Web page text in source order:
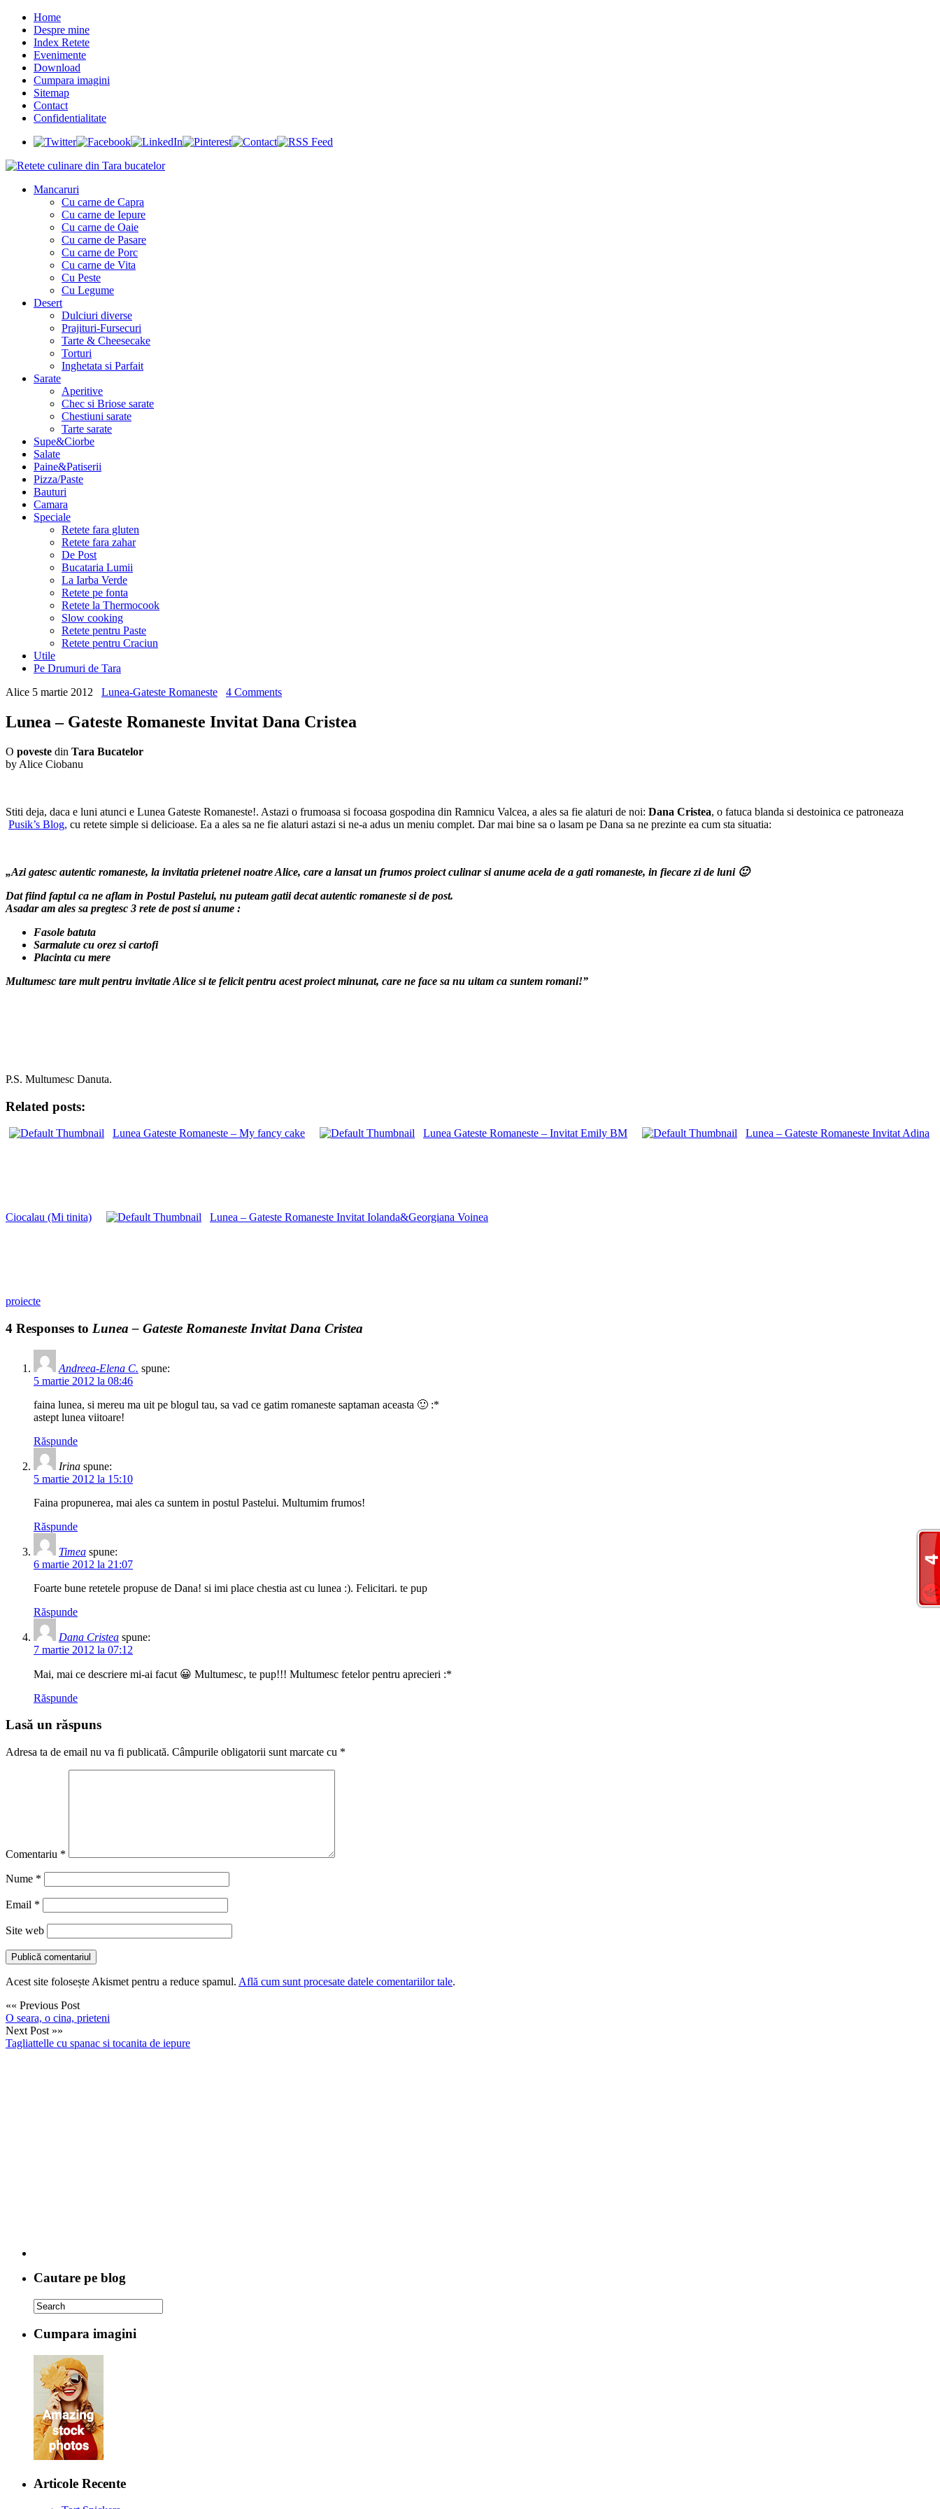
Home
Despre mine
Index Retete
Evenimente
Download
Cumpara imagini
Sitemap
Contact
Confidentialitate
Mancaruri
Cu carne de Capra
Cu carne de Iepure
Cu carne de Oaie
Cu carne de Pasare
Cu carne de Porc
Cu carne de Vita
Cu Peste
Cu Legume
Desert
Dulciuri diverse
Prajituri-Fursecuri
Tarte & Cheesecake
Torturi
Inghetata si Parfait
Sarate
Aperitive
Chec si Briose sarate
Chestiuni sarate
Tarte sarate
Supe&Ciorbe
Salate
Paine&Patiserii
Pizza/Paste
Bauturi
Camara
Speciale
Retete fara gluten
Retete fara zahar
De Post
Bucataria Lumii
La Iarba Verde
Retete pe fonta
Retete la Thermocook
Slow cooking
Retete pentru Paste
Retete pentru Craciun
Utile
Pe Drumuri de Tara
Alice 5 martie 2012 Lunea-Gateste Romaneste 4 Comments
Lunea – Gateste Romaneste Invitat Dana Cristea
O poveste din Tara Bucatelor
by Alice Ciobanu
Stiti deja, daca e luni atunci e Lunea Gateste Romaneste!. Astazi o frumoasa si focoasa gospodina din Ramnicu Valcea, a ales sa fie alaturi de noi: Dana Cristea, o fatuca blanda si destoinica ce patroneaza
Pusik’s Blog, cu retete simple si delicioase. Ea a ales sa ne fie alaturi astazi si ne-a adus un meniu complet. Dar mai bine sa o lasam pe Dana sa ne prezinte ea cum sta situatia:
„Azi gatesc autentic romaneste, la invitatia prietenei noatre Alice, care a lansat un frumos proiect culinar si anume acela de a gati romaneste, in fiecare zi de luni 🙂
Dat fiind faptul ca ne aflam in Postul Pastelui, nu puteam gatii decat autentic romaneste si de post.
Asadar am ales sa pregtesc 3 rete de post si anume :
Fasole batuta
Sarmalute cu orez si cartofi
Placinta cu mere
Multumesc tare mult pentru invitatie Alice si te felicit pentru acest proiect minunat, care ne face sa nu uitam ca suntem romani!”
P.S. Multumesc Danuta.
Related posts:
Lunea Gateste Romaneste – My fancy cake Lunea Gateste Romaneste – Invitat Emily BM Lunea – Gateste Romaneste Invitat Adina
Ciocalau (Mi tinita) Lunea – Gateste Romaneste Invitat Iolanda&Georgiana Voinea
proiecte
4 Responses to Lunea – Gateste Romaneste Invitat Dana Cristea
Andreea-Elena C. spune:
5 martie 2012 la 08:46
faina lunea, si mereu ma uit pe blogul tau, sa vad ce gatim romaneste saptaman aceasta 🙂 :*
astept lunea viitoare!
Răspunde
Irina spune:
5 martie 2012 la 15:10
Faina propunerea, mai ales ca suntem in postul Pastelui. Multumim frumos!
Răspunde
Timea spune:
6 martie 2012 la 21:07
Foarte bune retetele propuse de Dana! si imi place chestia ast cu lunea :). Felicitari. te pup
Răspunde
Dana Cristea spune:
7 martie 2012 la 07:12
Mai, mai ce descriere mi-ai facut 😀 Multumesc, te pup!!! Multumesc fetelor pentru aprecieri :*
Răspunde
Lasă un răspuns
Adresa ta de email nu va fi publicată. Câmpurile obligatorii sunt marcate cu *
Comentariu *
Nume *
Email *
Site web
Acest site folosește Akismet pentru a reduce spamul. Află cum sunt procesate datele comentariilor tale.
«« Previous Post
O seara, o cina, prieteni
Next Post »»
Tagliattelle cu spanac si tocanita de iepure
Cautare pe blog
Cumpara imagini
Articole Recente